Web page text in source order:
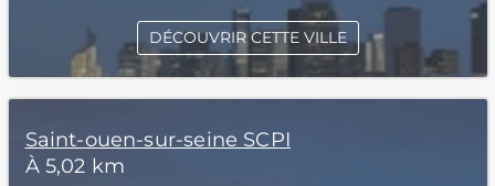
DÉCOUVRIR CETTE VILLE
Saint-ouen-sur-seine SCPI
À 5,02 km